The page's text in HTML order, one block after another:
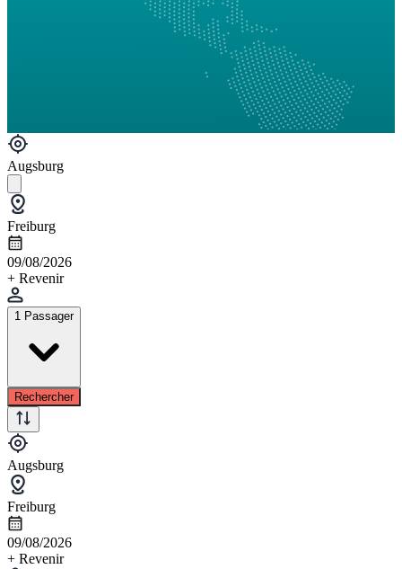
Augsburg
Freiburg
09/08/2026
+ Revenir
1 Passager
Rechercher
Augsburg
Freiburg
09/08/2026
+ Revenir